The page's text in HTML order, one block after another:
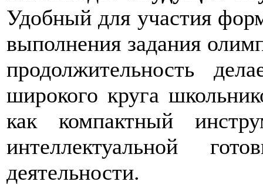
Удобный для участия
выполнения задания
продолжительность
широкого круга
как компактный
интеллектуальной
деятельности.